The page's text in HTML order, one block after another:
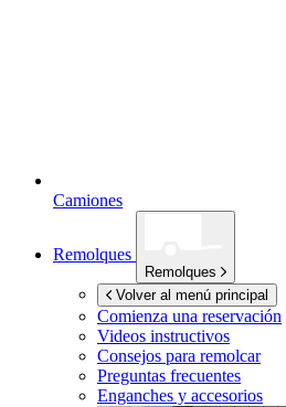
Camiones
Remolques
Remolques
Volver al menú principal
Comienza una reservación
Videos instructivos
Consejos para remolcar
Preguntas frecuentes
Enganches y accesorios